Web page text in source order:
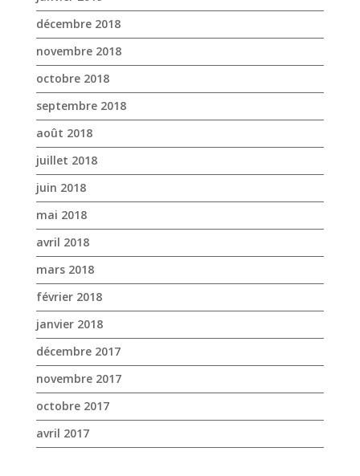
septembre 2018
août 2018
juillet 2018
juin 2018
mai 2018
avril 2018
mars 2018
février 2018
janvier 2018
décembre 2017
novembre 2017
octobre 2017
avril 2017